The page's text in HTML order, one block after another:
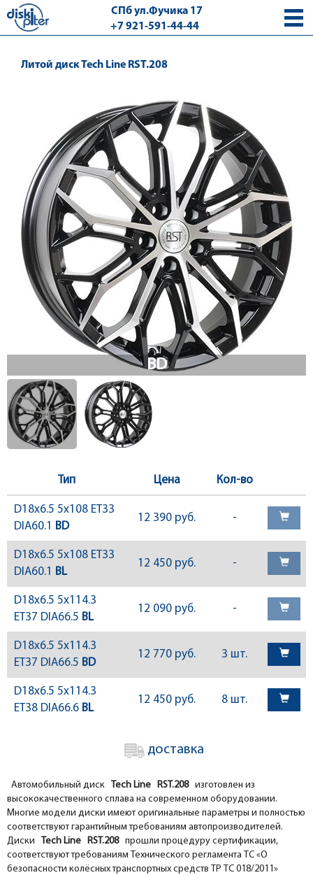
СПб ул.Фучика 17
+7 921-591-44-44
Литой диск Tech Line RST.208
Тип Цена Кол-во
D18x6.5 5x108 ET33
DIA60.1 BD
12 390 руб. -
D18x6.5 5x108 ET33
DIA60.1 BL
12 450 руб. -
D18x6.5 5x114.3
ET37 DIA66.5 BL
12 090 руб. -
D18x6.5 5x114.3
ET37 DIA66.5 BD
12 770 руб. 3 шт.
D18x6.5 5x114.3
ET38 DIA66.6 BL
12 450 руб. 8 шт.
доставка
Автомобильный диск Tech Line RST.208 изготовлен из
высококачественного сплава на современном оборудовании.
Многие модели диски имеют оригинальные параметры и полностью
соответствуют гарантийным требованиям автопроизводителей.
Диски Tech Line RST.208 прошли процедуру сертификации,
соответствуют требованиям Технического регламента ТС «О
безопасности колёсных транспортных средств ТР ТС 018/2011»